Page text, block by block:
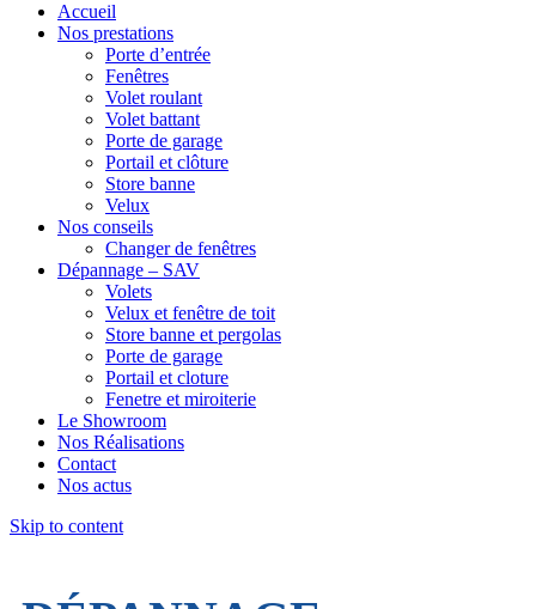
Accueil
Nos prestations
Porte d’entrée
Fenêtres
Volet roulant
Volet battant
Porte de garage
Portail et clôture
Store banne
Velux
Nos conseils
Changer de fenêtres
Dépannage – SAV
Volets
Velux et fenêtre de toit
Store banne et pergolas
Porte de garage
Portail et cloture
Fenetre et miroiterie
Le Showroom
Nos Réalisations
Contact
Nos actus
Skip to content